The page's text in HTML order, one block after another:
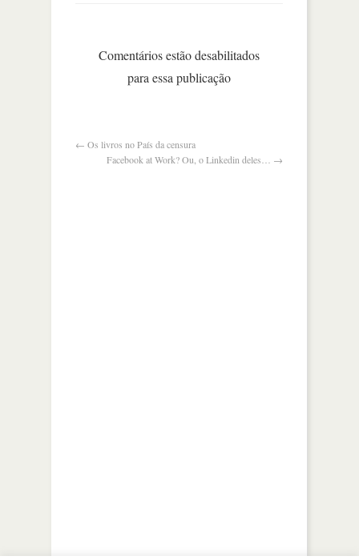
Comentários estão desabilitados
para essa publicação
← Os livros no País da censura
Facebook at Work? Ou, o Linkedin deles…
→